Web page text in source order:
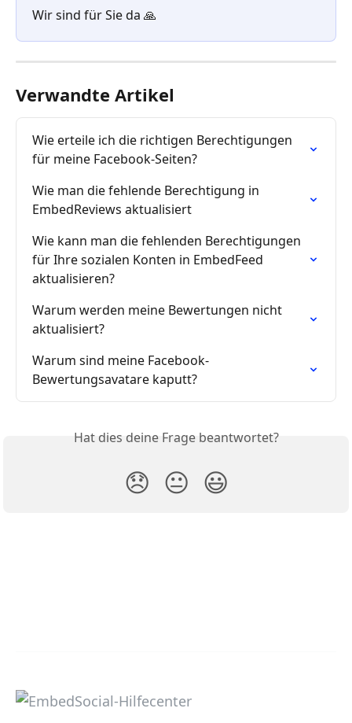
Wir sind für Sie da 🙏
Verwandte Artikel
Wie erteile ich die richtigen Berechtigungen
für meine Facebook-Seiten?
Wie man die fehlende Berechtigung in
EmbedReviews aktualisiert
Wie kann man die fehlenden Berechtigungen
für Ihre sozialen Konten in EmbedFeed
aktualisieren?
Warum werden meine Bewertungen nicht
aktualisiert?
Warum sind meine Facebook-
Bewertungsavatare kaputt?
Hat dies deine Frage beantwortet?
😞 😐 😃